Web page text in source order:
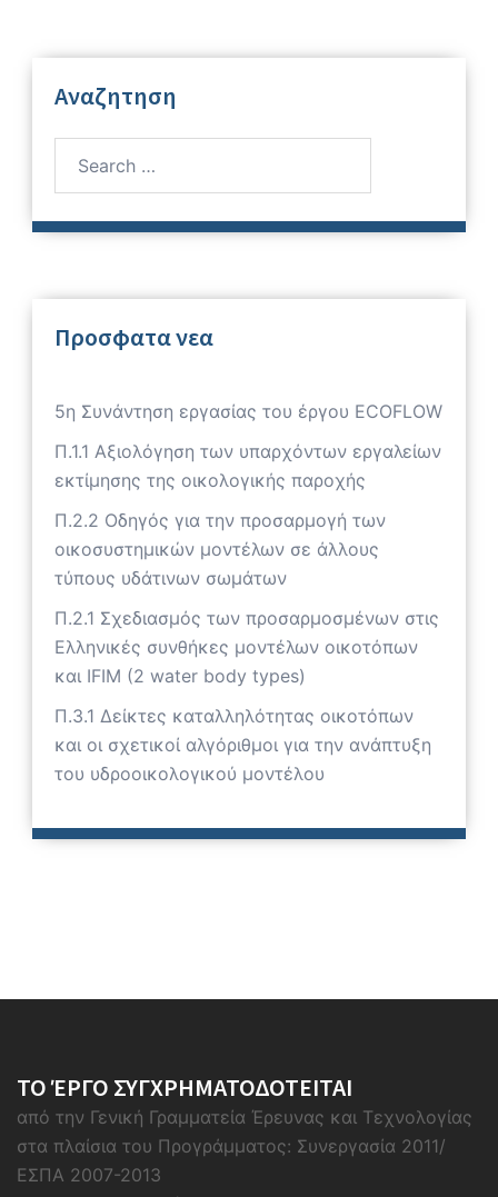
Αναζητηση
Προσφατα νεα
5η Συνάντηση εργασίας του έργου ECOFLOW
Π.1.1 Αξιολόγηση των υπαρχόντων εργαλείων
εκτίμησης της οικολογικής παροχής
Π.2.2 Οδηγός για την προσαρμογή των
οικοσυστημικών μοντέλων σε άλλους
τύπους υδάτινων σωμάτων
Π.2.1 Σχεδιασμός των προσαρμοσμένων στις
Ελληνικές συνθήκες μοντέλων οικοτόπων
και IFIM (2 water body types)
Π.3.1 Δείκτες καταλληλότητας οικοτόπων
και οι σχετικοί αλγόριθμοι για την ανάπτυξη
του υδροοικολογικού μοντέλου
ΤΟ ΈΡΓΟ ΣΥΓΧΡΗΜΑΤΟΔΟΤΕΙΤΑΙ
από την Γενική Γραμματεία Έρευνας και Τεχνολογίας
στα πλαίσια του Προγράμματος: Συνεργασία 2011/
ΕΣΠΑ 2007-2013